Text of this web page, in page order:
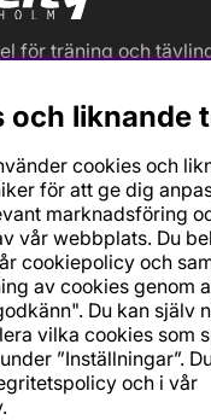
för träning och
cykelaffär
vi som jobbar är
Gör din bästa
och liknande
cookies och
för att ge dig
marknadsföring
vår webbplats. Du
cookiepolicy och
av cookies genom
Du kan själv
vilka cookies som
”Inställningar”.
och i vår
.